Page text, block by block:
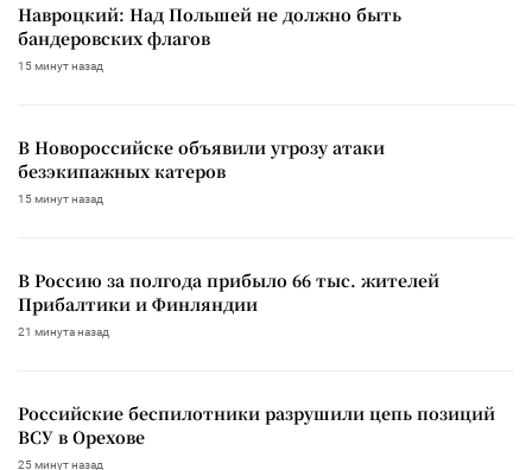
Навроцкий: Над Польшей не должно быть
бандеровских флагов
15 минут назад
В Новороссийске объявили угрозу атаки
безэкипажных катеров
15 минут назад
В Россию за полгода прибыло 66 тыс. жителей
Прибалтики и Финляндии
21 минута назад
Российские беспилотники разрушили цепь позиций
ВСУ в Орехове
25 минут назад